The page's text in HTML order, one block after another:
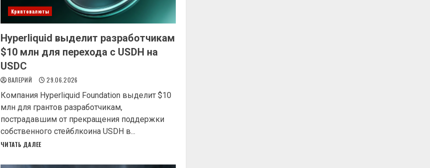
Криптовалюты
Hyperliquid выделит разработчикам
$10 млн для перехода с USDH на
USDC
ВАЛЕРИЙ 29.06.2026
Компания Hyperliquid Foundation выделит $10
млн для грантов разработчикам,
пострадавшим от прекращения поддержки
собственного стейблкоина USDH в...
ЧИТАТЬ ДАЛЕЕ